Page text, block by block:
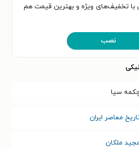
با تخفیف‌های ویژه و بهترین قیمت هم
نصب
سیا
معاصر ایران
ملکان